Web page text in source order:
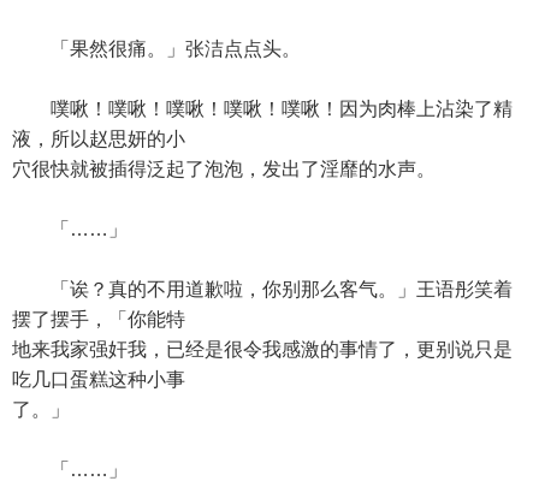
「果然很痛。」张洁点点头。
噗啾！噗啾！噗啾！噗啾！噗啾！因为肉棒上沾染了精
液，所以赵思妍的小
穴很快就被插得泛起了泡泡，发出了淫靡的水声。
「……」
「诶？真的不用道歉啦，你别那么客气。」王语彤笑着
摆了摆手，「你能特
地来我家强奸我，已经是很令我感激的事情了，更别说只是
吃几口蛋糕这种小事
了。」
「……」